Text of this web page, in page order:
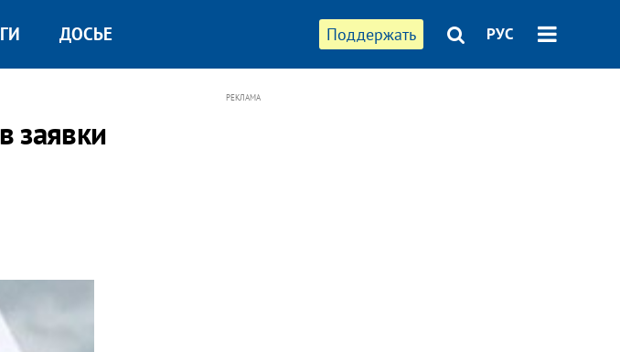
Поддержать РУС
ДОСЬЕ
заявки
РЕКЛАМА